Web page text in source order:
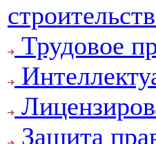
Трудовое
Защита